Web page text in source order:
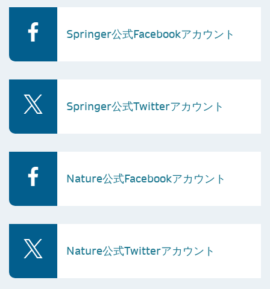
Springer公式Facebookアカウント
Springer公式Twitterアカウント
Nature公式Facebookアカウント
Nature公式Twitterアカウント